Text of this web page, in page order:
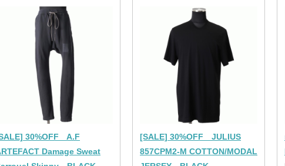
30%OFF A.F
Damage Sweat
[SALE] 30%OFF JULIUS
857CPM2-M COTTON/MODAL